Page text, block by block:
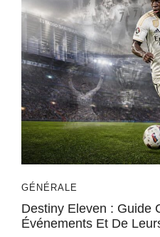
GÉNÉRALE
Destiny Eleven : Guide
Événements Et De